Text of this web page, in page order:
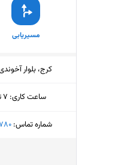
مسیریابی
کرج، بلوار
ساعت کاری: ۷ تا ۱ بامداد
یکشنبه (امروز)
شماره تماس: